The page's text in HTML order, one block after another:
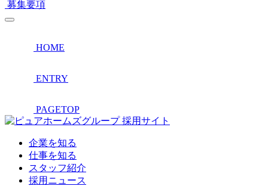
募集要項
HOME
ENTRY
PAGETOP
採用サイト
企業を知る
仕事を知る
スタッフ紹介
採用ニュース